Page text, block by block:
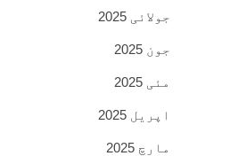
جولائی 2025
جون 2025
مئی 2025
اپریل 2025
مارچ 2025